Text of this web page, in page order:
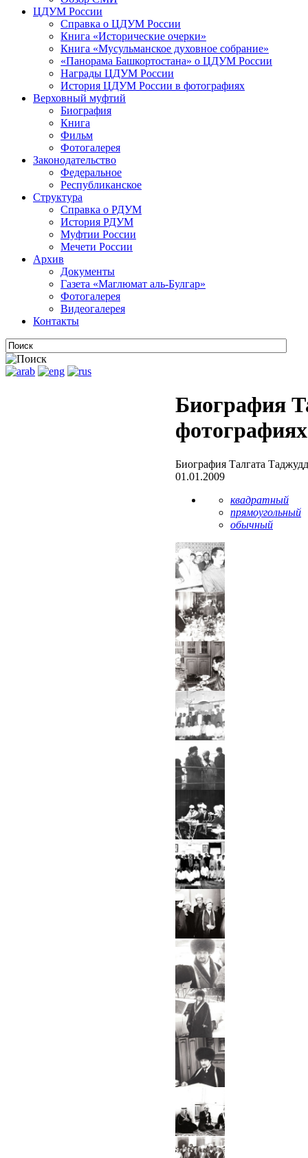
ЦДУМ России
Справка о ЦДУМ России
Книга «Исторические очерки»
Книга «Мусульманское духовное собрание»
«Панорама Башкортостана» о ЦДУМ России
Награды ЦДУМ России
История ЦДУМ России в фотографиях
Верховный муфтий
Биография
Книга
Фильм
Фотогалерея
Законодательство
Федеральное
Республиканское
Структура
Справка о РДУМ
История РДУМ
Муфтии России
Мечети России
Архив
Документы
Газета «Маглюмат аль-Булгар»
Фотогалерея
Видеогалерея
Контакты
Биография
фотографиях
Биография Талгата
01.01.2009
квадратный
прямоугольный
обычный